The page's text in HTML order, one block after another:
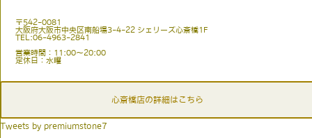
〒542-0081
大阪府大阪市中央区南船場3-4-22 シェリーズ心斎橋1F
TEL:06-4963-2841
営業時間：11:00〜20:00
定休日：水曜
心斎橋店の詳細はこちら
Tweets by premiumstone7